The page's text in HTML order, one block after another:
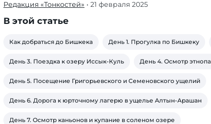
Заснеженные
вершины
водная
озера
Иссык-
настоящие
Редакция «Тонкостей» • 21 февраля 2025
В этой статье
Как добраться до Бишкека День 1. Прогулка по Бишкеку
День 3. Поездка к озеру Иссык-Куль День 4. Осмотр
День 5. Посещение Григорьевского и Семеновского ущелий
День 6. Дорога к юрточному лагерю в ущелье Алтын-Арашан
День 7. Осмотр каньонов и купание в соленом озере